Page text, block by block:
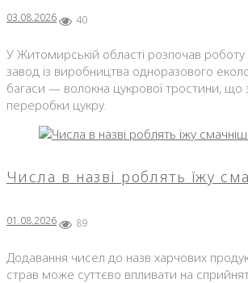
03.08.2026 40
У Житомирській області розпочав роботу
завод із виробництва одноразового
багаси — волокна цукрової тростини, що
переробки цукру.
Числа в назві роблять їжу
01.08.2026 89
Додавання чисел до назв харчових
страв може суттєво впливати на